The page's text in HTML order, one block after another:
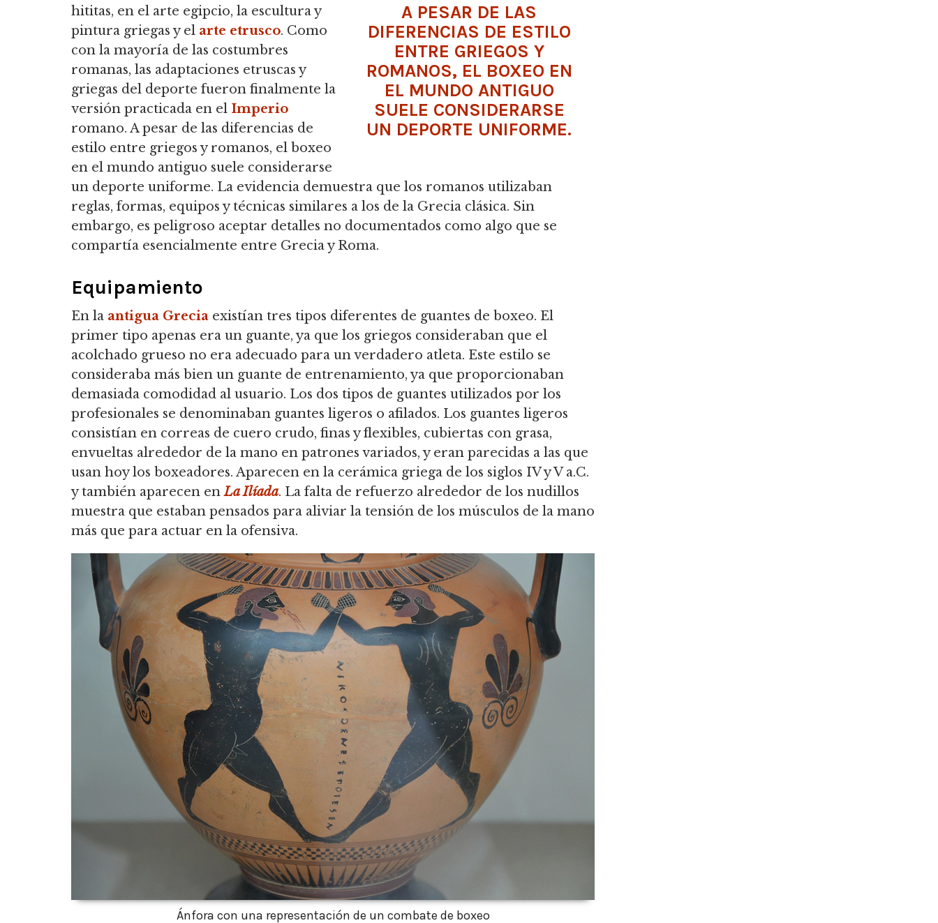
A PESAR DE LAS
DIFERENCIAS DE ESTILO
ENTRE GRIEGOS Y
ROMANOS, EL BOXEO EN
EL MUNDO ANTIGUO
SUELE CONSIDERARSE
UN DEPORTE UNIFORME.
hititas, en el arte egipcio, la escultura y
pintura griegas y el arte etrusco. Como
con la mayoría de las costumbres
romanas, las adaptaciones etruscas y
griegas del deporte fueron finalmente la
versión practicada en el Imperio
romano. A pesar de las diferencias de
estilo entre griegos y romanos, el boxeo
en el mundo antiguo suele considerarse
un deporte uniforme. La evidencia demuestra que los romanos utilizaban
reglas, formas, equipos y técnicas similares a los de la Grecia clásica. Sin
embargo, es peligroso aceptar detalles no documentados como algo que se
compartía esencialmente entre Grecia y Roma.
Equipamiento
En la antigua Grecia existían tres tipos diferentes de guantes de boxeo. El
primer tipo apenas era un guante, ya que los griegos consideraban que el
acolchado grueso no era adecuado para un verdadero atleta. Este estilo se
consideraba más bien un guante de entrenamiento, ya que proporcionaban
demasiada comodidad al usuario. Los dos tipos de guantes utilizados por los
profesionales se denominaban guantes ligeros o afilados. Los guantes ligeros
consistían en correas de cuero crudo, finas y flexibles, cubiertas con grasa,
envueltas alrededor de la mano en patrones variados, y eran parecidas a las que
usan hoy los boxeadores. Aparecen en la cerámica griega de los siglos IV y V a.C.
y también aparecen enLa Ilíada. La falta de refuerzo alrededor de los nudillos
muestra que estaban pensados para aliviar la tensión de los músculos de la mano
más que para actuar en la ofensiva.
Ánfora con una representación de un combate de boxeo